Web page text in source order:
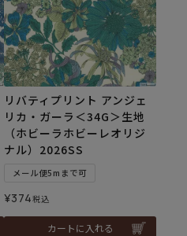
リバティプリント アンジェ
リカ・ガーラ＜34G＞生地
（ホビーラホビーレオリジ
ナル）2026SS
メール便5mまで可
¥374税込
カートに入れる